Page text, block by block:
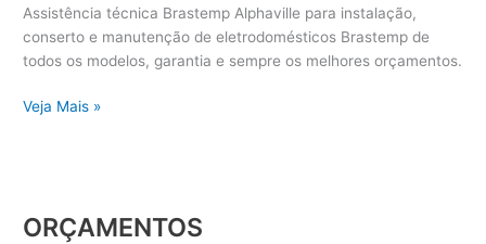
Assistência técnica Brastemp Alphaville para instalação,
conserto e manutenção de eletrodomésticos Brastemp de
todos os modelos, garantia e sempre os melhores orçamentos.
Veja Mais »
ORÇAMENTOS